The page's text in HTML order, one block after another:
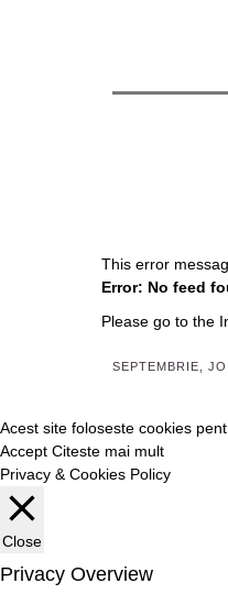
This error
Error: No feed
Please go to the
SEPTEMBRIE, JOI
Acest site foloseste cookies
Accept Citeste mai mult
Privacy & Cookies Policy
Close
Privacy Overview